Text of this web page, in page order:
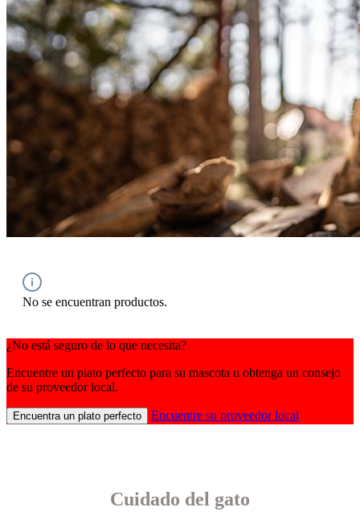
No se encuentran productos.
¿No está seguro de lo que necesita?
Encuentre un plato perfecto para su mascota u obtenga un consejo
de su proveedor local.
Encuentra un plato perfecto Encuentre su proveedor local
Cuidado del gato